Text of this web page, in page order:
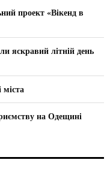
проект «Вікенд в
яскравий літній день
на Одещині